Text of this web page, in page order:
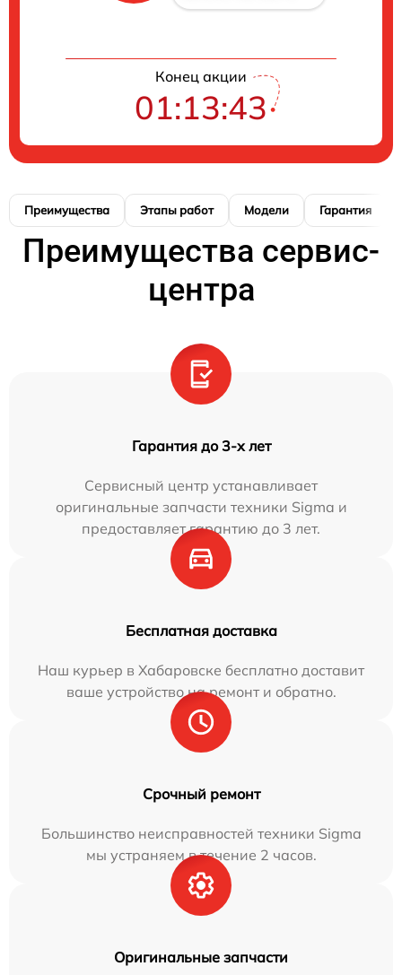
Конец акции
01:13:42
Преимущества Этапы работ Модели Гарантия
Преимущества сервис-
центра
Гарантия до 3-х лет
Сервисный центр устанавливает
оригинальные запчасти техники Sigma и
предоставляет гарантию до 3 лет.
Бесплатная доставка
Наш курьер в Хабаровске бесплатно доставит
ваше устройство на ремонт и обратно.
Срочный ремонт
Большинство неисправностей техники Sigma
мы устраняем в течение 2 часов.
Оригинальные запчасти